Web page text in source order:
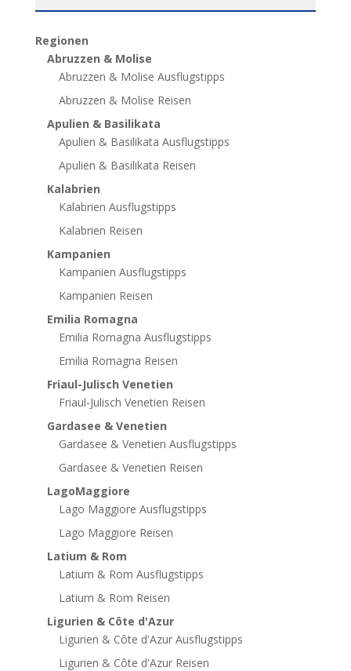
Regionen
Abruzzen & Molise
Abruzzen & Molise Ausflugstipps
Abruzzen & Molise Reisen
Apulien & Basilikata
Apulien & Basilikata Ausflugstipps
Apulien & Basilikata Reisen
Kalabrien
Kalabrien Ausflugstipps
Kalabrien Reisen
Kampanien
Kampanien Ausflugstipps
Kampanien Reisen
Emilia Romagna
Emilia Romagna Ausflugstipps
Emilia Romagna Reisen
Friaul-Julisch Venetien
Friaul-Julisch Venetien Reisen
Gardasee & Venetien
Gardasee & Venetien Ausflugstipps
Gardasee & Venetien Reisen
LagoMaggiore
Lago Maggiore Ausflugstipps
Lago Maggiore Reisen
Latium & Rom
Latium & Rom Ausflugstipps
Latium & Rom Reisen
Ligurien & Côte d'Azur
Ligurien & Côte d'Azur Ausflugstipps
Ligurien & Côte d'Azur Reisen